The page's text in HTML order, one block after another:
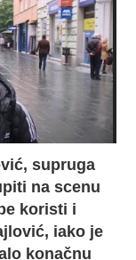
supruga
na scenu
koristi i
iako je
konačnu